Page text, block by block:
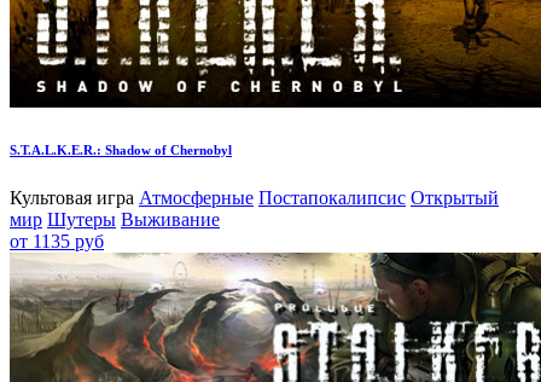
S.T.A.L.K.E.R.: Shadow of Chernobyl
Культовая игра Атмосферные Постапокалипсис Открытый
мир Шутеры Выживание
от 1135 руб